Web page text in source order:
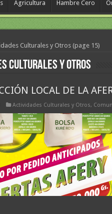
Agricultura Hambre Cero
Culturales y Otros (page 15)
Culturales y Otros
LOCAL DE LA
Actividades Culturales y Otros,